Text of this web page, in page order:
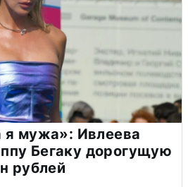
я мужа»: Ивлеева
Бегаку дорогущую
рублей